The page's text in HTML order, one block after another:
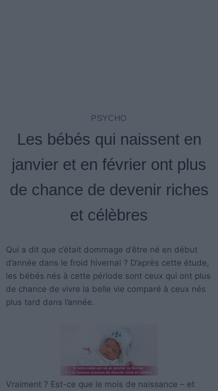
PSYCHO
Les bébés qui naissent en
janvier et en février ont plus
de chance de devenir riches
et célèbres
Qui a dit que c’était dommage d’être né en début
d’année dans le froid hivernal ? D’après cette étude,
les bébés nés à cette période sont ceux qui ont plus
de chance de vivre la belle vie comparé à ceux nés
plus tard dans l’année.
Vraiment ? Est-ce que le mois de naissance – et